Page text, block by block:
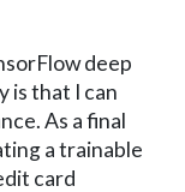
deep
is that I can
As a final
a trainable
card